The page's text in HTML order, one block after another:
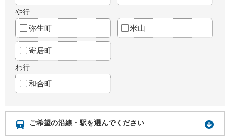
や行
弥生町 米山
寄居町
わ行
和合町
ご希望の沿線・駅を選んでください